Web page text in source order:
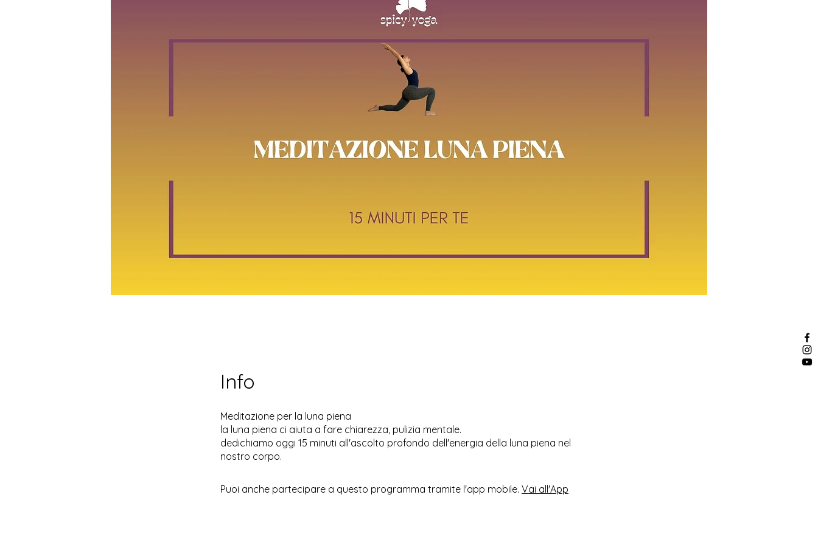
Info
Meditazione per la luna piena
la luna piena ci aiuta a fare chiarezza, pulizia mentale.
dedichiamo oggi 15 minuti all'ascolto profondo dell'energia della luna piena nel
nostro corpo.
Puoi anche partecipare a questo programma tramite l'app mobile. Vai all'App